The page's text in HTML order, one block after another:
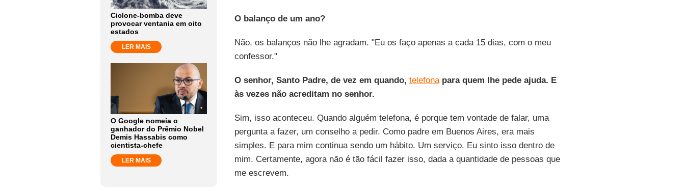
Ciclone-bomba deve
provocar ventania em oito
estados
LER MAIS
O Google nomeia o
ganhador do Prêmio Nobel
Demis Hassabis como
cientista-chefe
LER MAIS
O balanço de um ano?
Não, os balanços não lhe agradam. "Eu os faço apenas a cada 15 dias, com o meu
confessor."
O senhor, Santo Padre, de vez em quando, telefonapara quem lhe pede ajuda. E
às vezes não acreditam no senhor.
Sim, isso aconteceu. Quando alguém telefona, é porque tem vontade de falar, uma
pergunta a fazer, um conselho a pedir. Como padre em Buenos Aires, era mais
simples. E para mim continua sendo um hábito. Um serviço. Eu sinto isso dentro de
mim. Certamente, agora não é tão fácil fazer isso, dada a quantidade de pessoas que
me escrevem.